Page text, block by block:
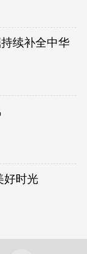
续补全中华
好时光